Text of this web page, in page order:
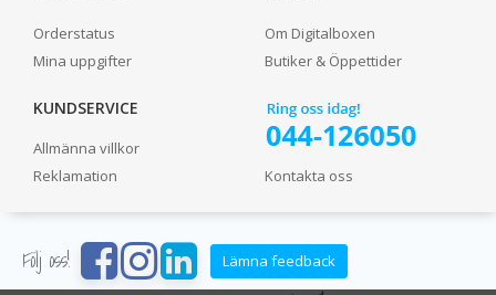
Orderstatus
Mina uppgifter
Om Digitalboxen
Butiker & Öppettider
KUNDSERVICE
Allmänna villkor
Reklamation
Kontakta oss
Följ oss! Lämna feedback